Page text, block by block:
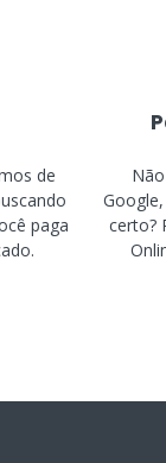
de
paga
certo?